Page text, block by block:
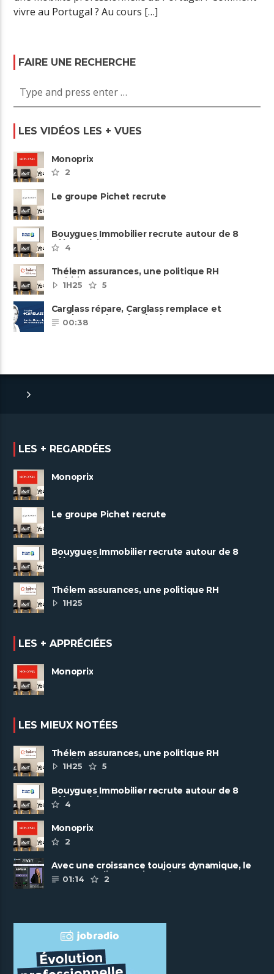
vivre au Portugal ? Au cours […]
FAIRE UNE RECHERCHE
LES VIDÉOS LES + VUES
Monoprix
2
Le groupe Pichet recrute
Bouygues Immobilier recrute autour de 8
pôles métiers
4
Thélem assurances, une politique RH
ambitieuse
1H25 5
Carglass répare, Carglass remplace et
Carglass embauche également.
00:38
LES + REGARDÉES
Monoprix
Le groupe Pichet recrute
Bouygues Immobilier recrute autour de 8
pôles métiers
Thélem assurances, une politique RH
ambitieuse
1H25
LES + APPRÉCIÉES
Monoprix
LES MIEUX NOTÉES
Thélem assurances, une politique RH
ambitieuse
1H25 5
Bouygues Immobilier recrute autour de 8
pôles métiers
4
Monoprix
2
Avec une croissance toujours dynamique, le
groupe Scalian continue de ......
01:14 2